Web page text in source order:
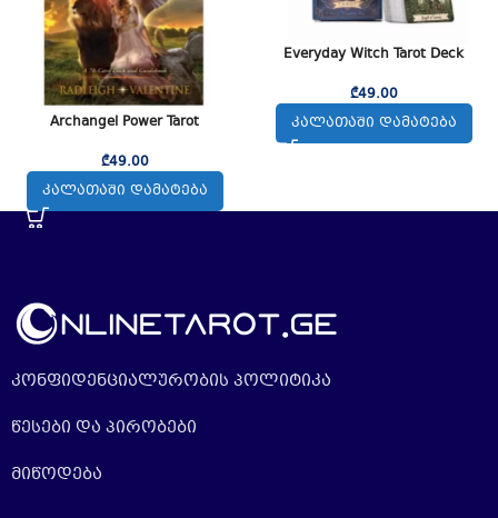
Archangel Power Tarot
₾49.00
ᲙᲐᲚᲐᲗᲐᲨᲘ ᲓᲐᲛᲐᲢᲔᲑᲐ
Everyday Witch Tarot Deck
₾49.00
ᲙᲐᲚᲐᲗᲐᲨᲘ ᲓᲐᲛᲐᲢᲔᲑᲐ
კონფიდენციალურობის პოლიტიკა
წესები და პირობები
მიწოდება